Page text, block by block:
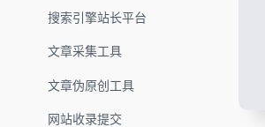
搜索引擎站长平台
文章采集工具
文章伪原创工具
网站收录提交